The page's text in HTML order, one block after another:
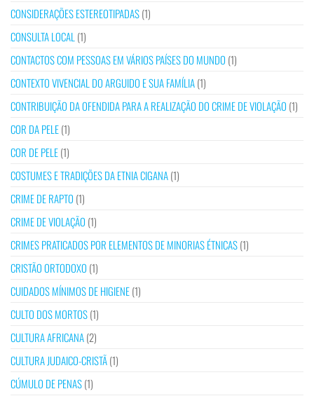
CONSIDERAÇÕES ESTEREOTIPADAS(1)
CONSULTA LOCAL (1)
CONTACTOS COM PESSOAS EM VÁRIOS PAÍSES DO MUNDO (1)
CONTEXTO VIVENCIAL DO ARGUIDO E SUA FAMÍLIA(1)
CONTRIBUIÇÃO DA OFENDIDA PARA A REALIZAÇÃO DO CRIME DE VIOLAÇÃO (1)
COR DA PELE(1)
COR DE PELE(1)
COSTUMES E TRADIÇÕES DA ETNIA CIGANA(1)
CRIME DE RAPTO (1)
CRIME DE VIOLAÇÃO (1)
CRIMES PRATICADOS POR ELEMENTOS DE MINORIAS ÉTNICAS(1)
CRISTÃO ORTODOXO (1)
CUIDADOS MÍNIMOS DE HIGIENE(1)
CULTO DOS MORTOS(1)
CULTURA AFRICANA(2)
CULTURA JUDAICO-CRISTÃ(1)
CÚMULO DE PENAS(1)